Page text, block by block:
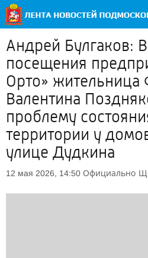
Андрей Булгаков:
посещения
Орто» жительница
Валентина
проблему
территории у
улице Дудкина
12 мая 2026, 14:50 Официально